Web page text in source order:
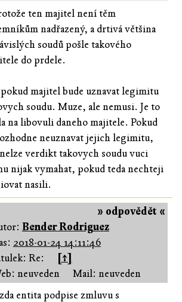
ten majitel není těm
nadřazený, a drtivá většina
soudů pošle takového
do prdele.
pokud majitel bude uznavat legimitu
soudu. Muze, ale nemusi. Je to
na libovuli daneho majitele. Pokud
neuznavat jejich legimitu,
verdikt takovych soudu vuci
nijak vymahat, pokud teda nechteji
nasili.
» odpovědět «
Bender Rodriguez
2018-01-24 14:11:46
Re:
[↑]
neuveden
Mail: neuveden
entita podpise zmluvu s